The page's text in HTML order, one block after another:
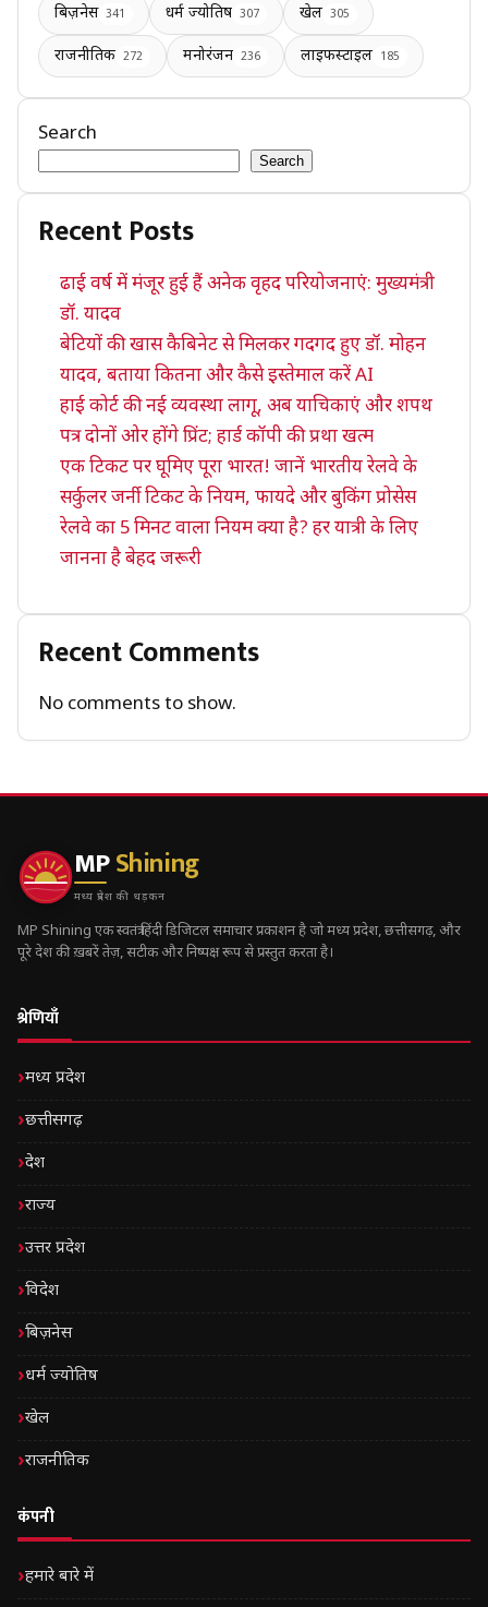
बिज़नेस 341 धर्म ज्योतिष 307 खेल 305
राजनीतिक 272 मनोरंजन 236 लाइफस्टाइल 185
Search
Search
Recent Posts
ढाई वर्ष में मंजूर हुई हैं अनेक वृहद परियोजनाएं: मुख्यमंत्री
डॉ. यादव
बेटियों की खास कैबिनेट से मिलकर गदगद हुए डॉ. मोहन
यादव, बताया कितना और कैसे इस्तेमाल करें AI
हाई कोर्ट की नई व्यवस्था लागू, अब याचिकाएं और शपथ
पत्र दोनों ओर होंगे प्रिंट; हार्ड कॉपी की प्रथा खत्म
एक टिकट पर घूमिए पूरा भारत! जानें भारतीय रेलवे के
सर्कुलर जर्नी टिकट के नियम, फायदे और बुकिंग प्रोसेस
रेलवे का 5 मिनट वाला नियम क्या है? हर यात्री के लिए
जानना है बेहद जरूरी
Recent Comments
No comments to show.
MPShining
मध्य प्रदेश की धड़कन
MP Shining एक स्वतंत्र हिंदी डिजिटल समाचार प्रकाशन है जो मध्य प्रदेश, छत्तीसगढ़, और
पूरे देश की ख़बरें तेज़, सटीक और निष्पक्ष रूप से प्रस्तुत करता है।
श्रेणियाँ
मध्य प्रदेश
छत्तीसगढ़
देश
राज्य
उत्तर प्रदेश
विदेश
बिज़नेस
धर्म ज्योतिष
खेल
राजनीतिक
कंपनी
हमारे बारे में